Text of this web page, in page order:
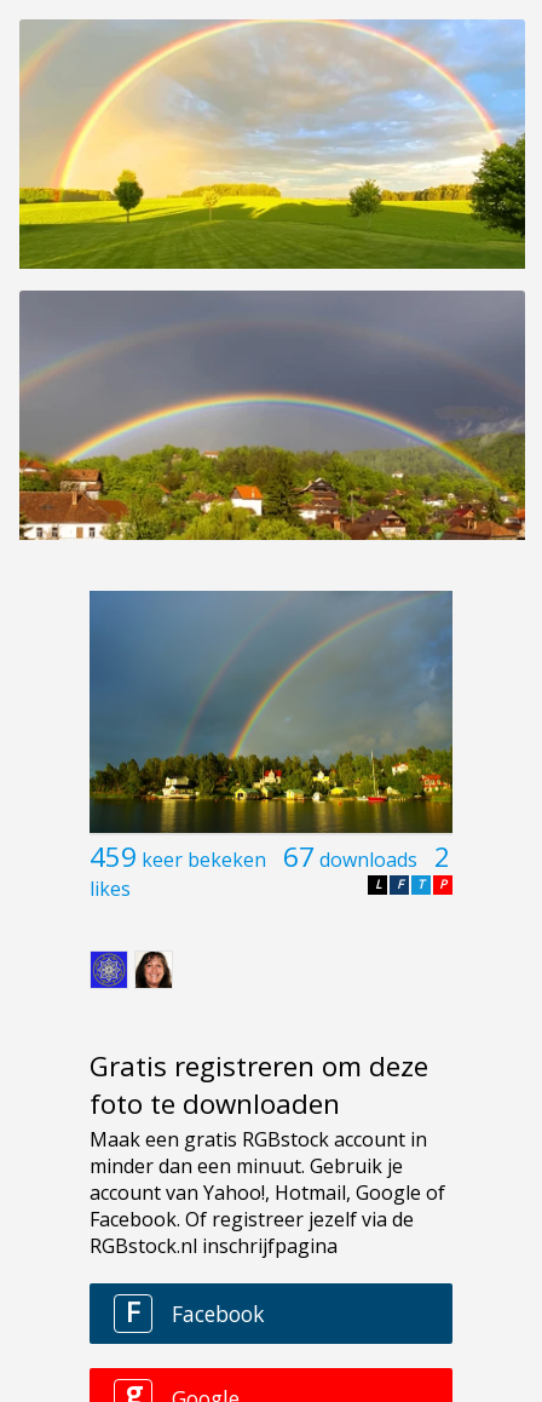
459 keer bekeken 67 downloads 2
likes P
T
F
L
Gratis registreren om deze
foto te downloaden